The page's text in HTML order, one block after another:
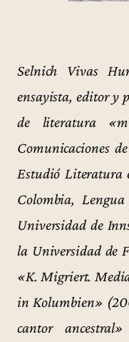
Selnich Vivas
ensayista, editor y
de literatura
Comunicaciones
Estudió Literatura
Colombia,
Universidad de
la Universidad de
«K. Migriert.
in Kolumbien»
cantor